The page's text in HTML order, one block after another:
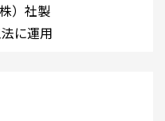
）社製
に運用